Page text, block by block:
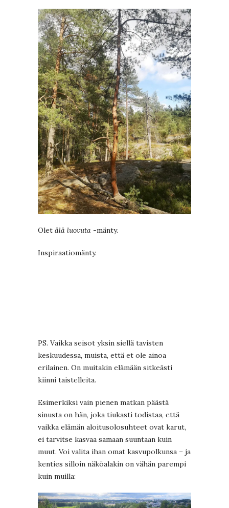
Olet älä luovuta -mänty.
Inspiraatiomänty.
PS. Vaikka seisot yksin siellä tavisten
keskuudessa, muista, että et ole ainoa
erilainen. On muitakin elämään sitkeästi
kiinni taistelleita.
Esimerkiksi vain pienen matkan päästä
sinusta on hän, joka tiukasti todistaa, että
vaikka elämän aloitusolosuhteet ovat karut,
ei tarvitse kasvaa samaan suuntaan kuin
muut. Voi valita ihan omat kasvupolkunsa – ja
kenties silloin näköalakin on vähän parempi
kuin muilla: